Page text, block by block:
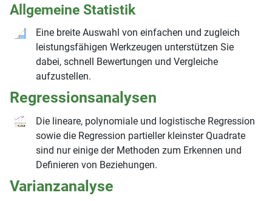
Allgemeine Statistik
Eine breite Auswahl von einfachen und zugleich
leistungsfähigen Werkzeugen unterstützen Sie
dabei, schnell Bewertungen und Vergleiche
aufzustellen.
Regressionsanalysen
Die lineare, polynomiale und logistische Regression
sowie die Regression partieller kleinster Quadrate
sind nur einige der Methoden zum Erkennen und
Definieren von Beziehungen.
Varianzanalyse